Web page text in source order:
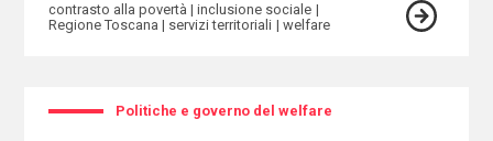
contrasto alla povertà
inclusione sociale
Regione Toscana
servizi territoriali welfare
Politiche e governo del welfare